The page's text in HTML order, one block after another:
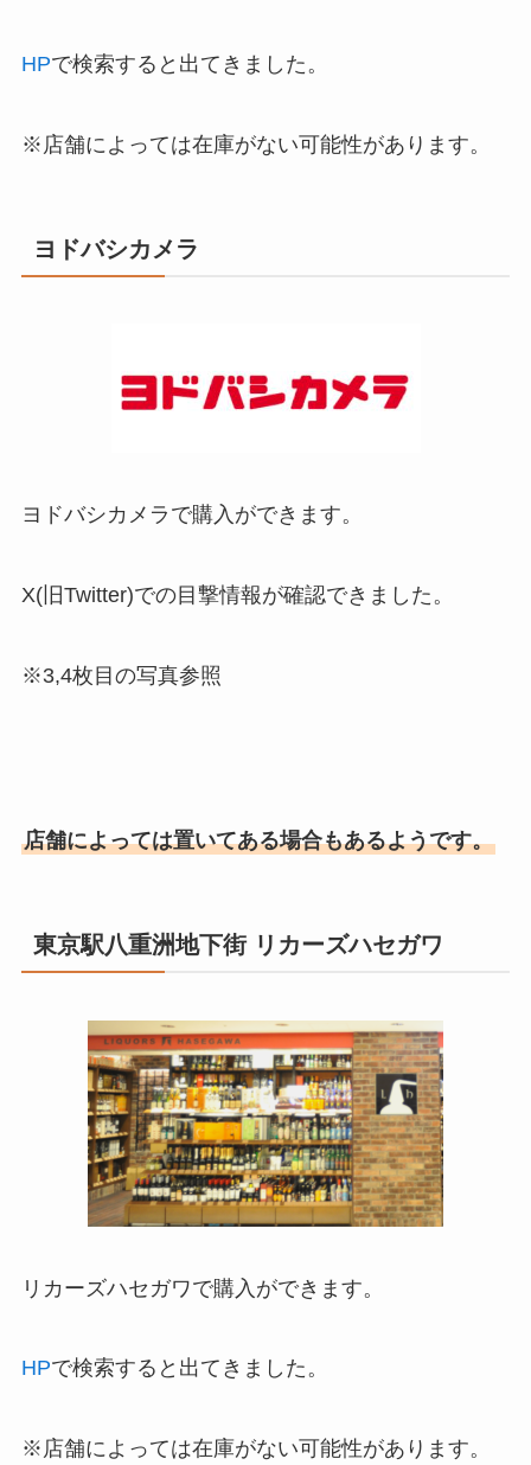
HPで検索すると出てきました。
※店舗によっては在庫がない可能性があります。
ヨドバシカメラ
ヨドバシカメラで購入ができます。
X(旧Twitter)での目撃情報が確認できました。
※3,4枚目の写真参照
店舗によっては置いてある場合もあるようです。
東京駅八重洲地下街 リカーズハセガワ
リカーズハセガワで購入ができます。
HPで検索すると出てきました。
※店舗によっては在庫がない可能性があります。